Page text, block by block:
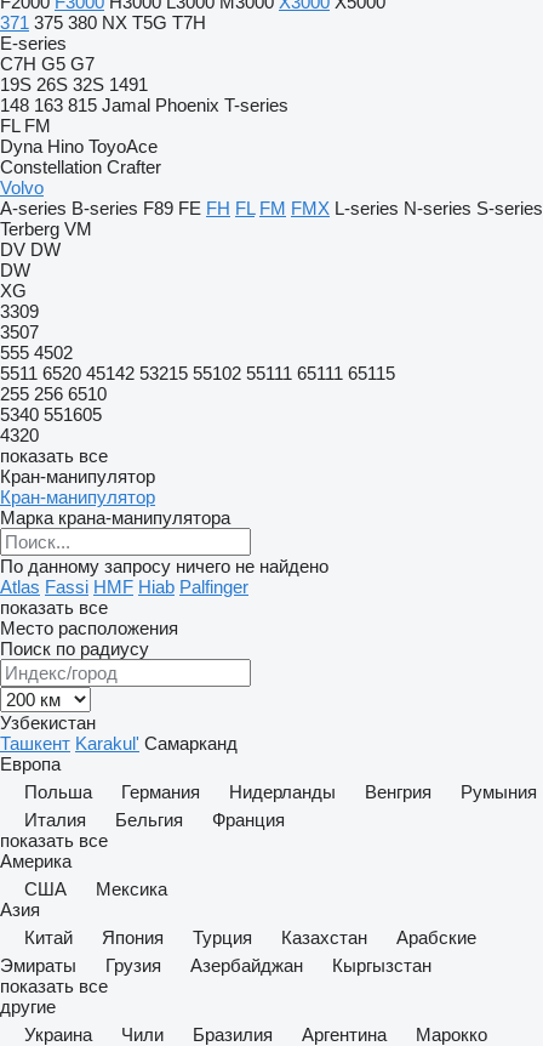
371 375 380 NX T5G T7H
E-series
C7H G5 G7
19S 26S 32S 1491
148 163 815 Jamal Phoenix T-series
FL FM
Dyna Hino ToyoAce
Constellation Crafter
Volvo
A-series B-series F89 FE FH FL FM FMX L-series N-series S-series
Terberg VM
DV DW
DW
XG
3309
3507
555 4502
5511 6520 45142 53215 55102 55111 65111 65115
255 256 6510
5340 551605
4320
показать все
Кран-манипулятор
Кран-манипулятор
Марка крана-манипулятора
По данному запросу ничего не найдено
Atlas Fassi HMF Hiab Palfinger
показать все
Место расположения
Поиск по радиусу
Узбекистан
Ташкент Karakul' Самарканд
Европа
Польша
Германия Нидерланды Венгрия
Румыния
Италия
Бельгия
Франция
показать все
Америка
США
Мексика
Азия
Китай
Япония Турция Казахстан
Арабские
Эмираты
Грузия Азербайджан
Кыргызстан
показать все
другие
Украина
Чили Бразилия Аргентина
Марокко